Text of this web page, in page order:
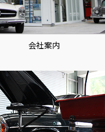
会社案内